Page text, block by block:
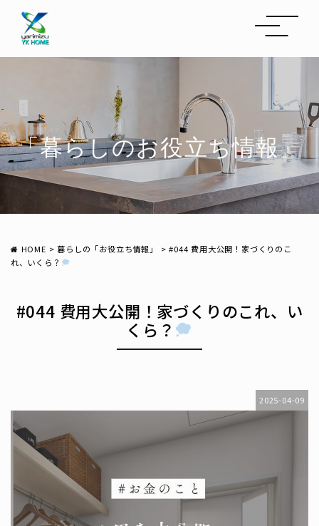
「暮らしのお役立ち情報」
HOME >暮らしの「お役立ち情報」 >#044 費用大公開！家づくりのこ
れ、いくら？
#044 費用大公開！家づくりのこれ、い
くら？
2025-04-09